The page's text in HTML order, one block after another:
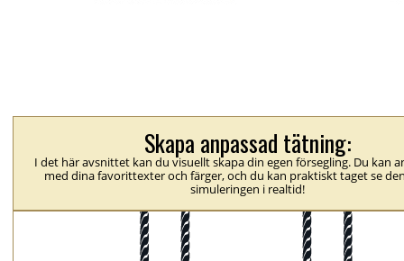
Skapa anpassad tätning:
I det här avsnittet kan du visuellt skapa din egen försegling. Du kan
med dina favorittexter och färger, och du kan praktiskt taget se
simuleringen i realtid!